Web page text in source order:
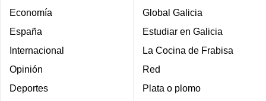
Economía
España
Internacional
Opinión
Deportes
Global Galicia
Estudiar en Galicia
La Cocina de Frabisa
Red
Plata o plomo